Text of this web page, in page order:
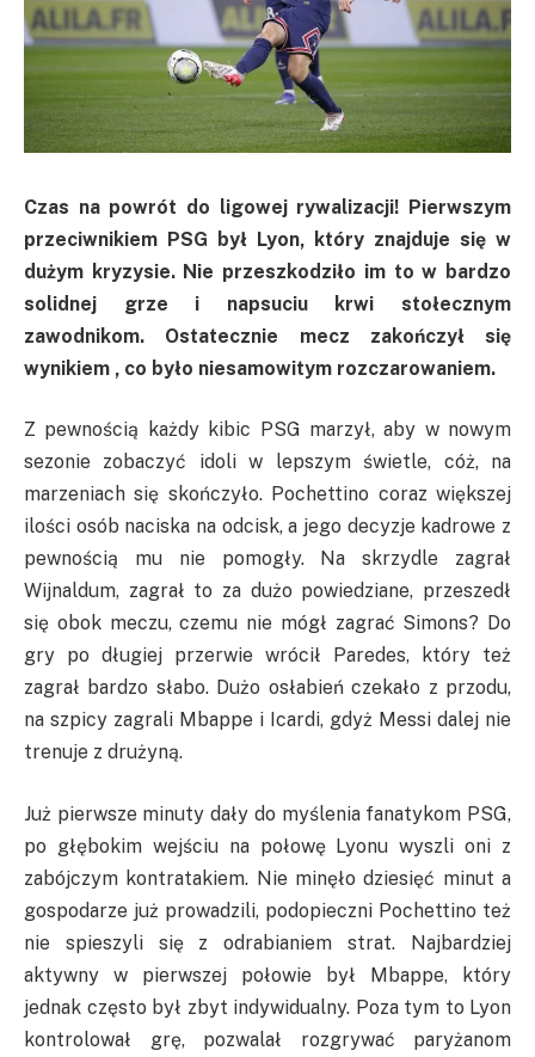
Czas na powrót do ligowej rywalizacji! Pierwszym
przeciwnikiem PSG był Lyon, który znajduje się w
dużym kryzysie. Nie przeszkodziło im to w bardzo
solidnej grze i napsuciu krwi stołecznym
zawodnikom. Ostatecznie mecz zakończył się
wynikiem , co było niesamowitym rozczarowaniem.
Z pewnością każdy kibic PSG marzył, aby w nowym
sezonie zobaczyć idoli w lepszym świetle, cóż, na
marzeniach się skończyło. Pochettino coraz większej
ilości osób naciska na odcisk, a jego decyzje kadrowe z
pewnością mu nie pomogły. Na skrzydle zagrał
Wijnaldum, zagrał to za dużo powiedziane, przeszedł
się obok meczu, czemu nie mógł zagrać Simons? Do
gry po długiej przerwie wrócił Paredes, który też
zagrał bardzo słabo. Dużo osłabień czekało z przodu,
na szpicy zagrali Mbappe i Icardi, gdyż Messi dalej nie
trenuje z drużyną.
Już pierwsze minuty dały do myślenia fanatykom PSG,
po głębokim wejściu na połowę Lyonu wyszli oni z
zabójczym kontratakiem. Nie minęło dziesięć minut a
gospodarze już prowadzili, podopieczni Pochettino też
nie spieszyli się z odrabianiem strat. Najbardziej
aktywny w pierwszej połowie był Mbappe, który
jednak często był zbyt indywidualny. Poza tym to Lyon
kontrolował grę, pozwalał rozgrywać paryżanom